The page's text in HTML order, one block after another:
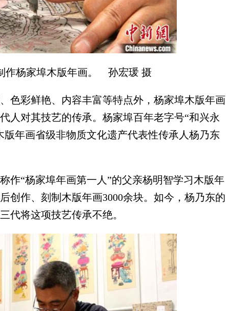
作杨家埠木版年画。 孙宏瑗 摄
彩鲜艳、内容丰富等特点外，杨家埠木版年画
人对其技艺的传承。杨家埠百年老字号“和兴永
年画省级非物质文化遗产代表性传承人杨乃东
“杨家埠年画第一人”的父亲杨明智学习木版年
创作、刻制木版年画3000余块。如今，杨乃东的
代将这项技艺传承不绝。